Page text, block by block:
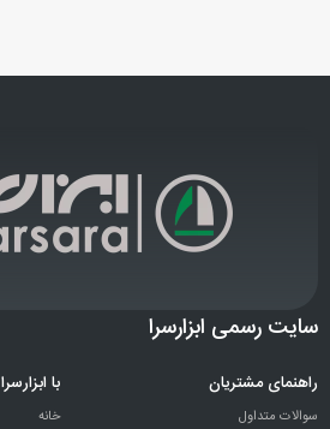
سایت رسمی ابزارسرا
راهنمای مشتریان
سوالات متداول
با ابزارسرا
خانه